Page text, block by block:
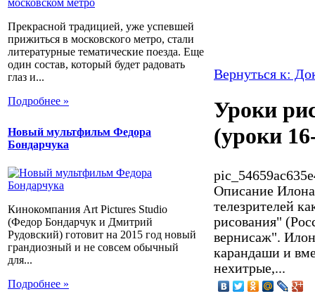
Прекрасной традицией, уже успевшей
прижиться в московского метро, стали
литературные тематические поезда. Еще
один состав, который будет радовать
глаз и...
Подробнее »
Новый мультфильм Федора
Бондарчука
Кинокомпания Art Pictures Studio
(Федор Бондарчук и Дмитрий
Рудовский) готовит на 2015 год новый
грандиозный и не совсем обычный
для...
Подробнее »
Вернуться к:
Уроки
(уроки
Описание
телезрителей
рисования"
вернисаж".
карандаши и
нехитрые,...